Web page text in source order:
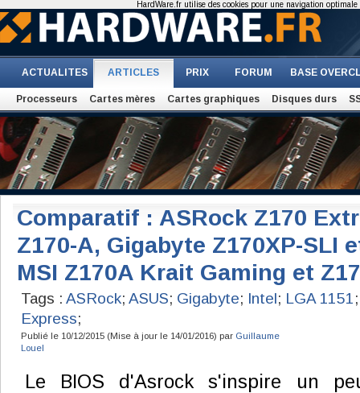
ACTUALITES ARTICLES PRIX FORUM BASE
Processeurs Cartes mères Cartes graphiques Disques durs
Comparatif : ASRock Z170
Z170-A, Gigabyte Z170XP-SLI
MSI Z170A Krait Gaming et
Tags : ASRock; ASUS; Gigabyte; Intel; LGA 1151
Express;
Publié le 10/12/2015 (Mise à jour le 14/01/2016) par Guillaume
Louel
Le BIOS d'Asrock s'inspire un
HardWare.fr utilise des cookies pour une navigation